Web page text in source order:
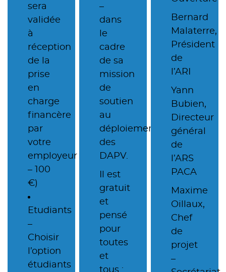
sera
validée
à
réception
de la
prise
en
charge
financère
par
votre
employeur
– 100
€)
Etudiants
–
Choisir
l’option
étudiants
–
dans
le
cadre
de sa
mission
de
soutien
au
déploiement
des
DAPV.
Il est
gratuit
et
pensé
pour
toutes
et
tous :
Bernard
Malaterre,
Président
de
l’ARI
Yann
Bubien,
Directeur
général
de
l’ARS
PACA
Maxime
Oillaux,
Chef
de
projet
–